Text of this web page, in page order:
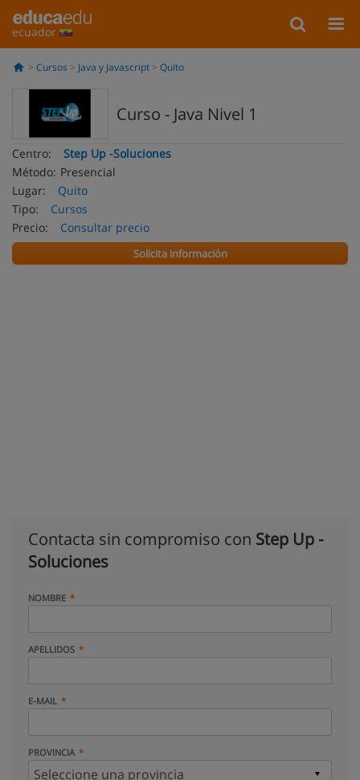
ecuador
Cursos Java y Javascript Quito
Curso - Java Nivel 1
Centro:
Step Up -Soluciones
Método: Presencial
Lugar:
Quito
Tipo:
Cursos
Precio:
Consultar precio
Solicita información
Contacta sin compromiso con Step Up -
Soluciones
NOMBRE
APELLIDOS
E-MAIL
PROVINCIA